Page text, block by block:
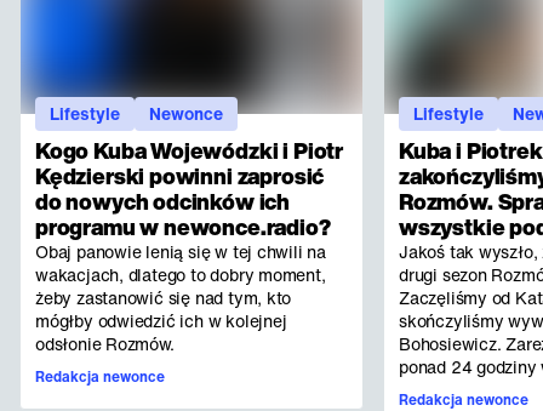
Kogo Kuba Wojewódzki i Piotr
Kędzierski powinni zaprosić
do nowych odcinków ich
programu w newonce.radio?
Obaj panowie lenią się w tej chwili na
wakacjach, dlatego to dobry moment,
żeby zastanowić się nad tym, kto
mógłby odwiedzić ich w kolejnej
odsłonie Rozmów.
Redakcja newonce
Lifestyle Newonce
Kuba i
Rozmów.
wszystkie
Jakoś tak
drugi sezon
Zaczęliśmy od
skończyliśmy
Bohosiewicz.
ponad 24 godziny
Redakcja newonce
Lifestyle